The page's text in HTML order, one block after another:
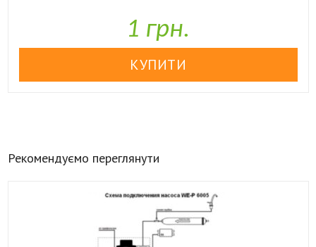
1 грн.
Рекомендуємо переглянути